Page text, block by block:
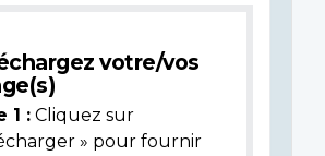
votre/vos
1 : Cliquez sur
» pour fournir